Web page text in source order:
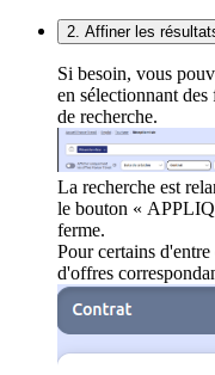
2. Affiner les
Si besoin, vous
en sélectionnant des
de recherche.
La recherche est
le bouton «
ferme.
Pour certains
d'offres